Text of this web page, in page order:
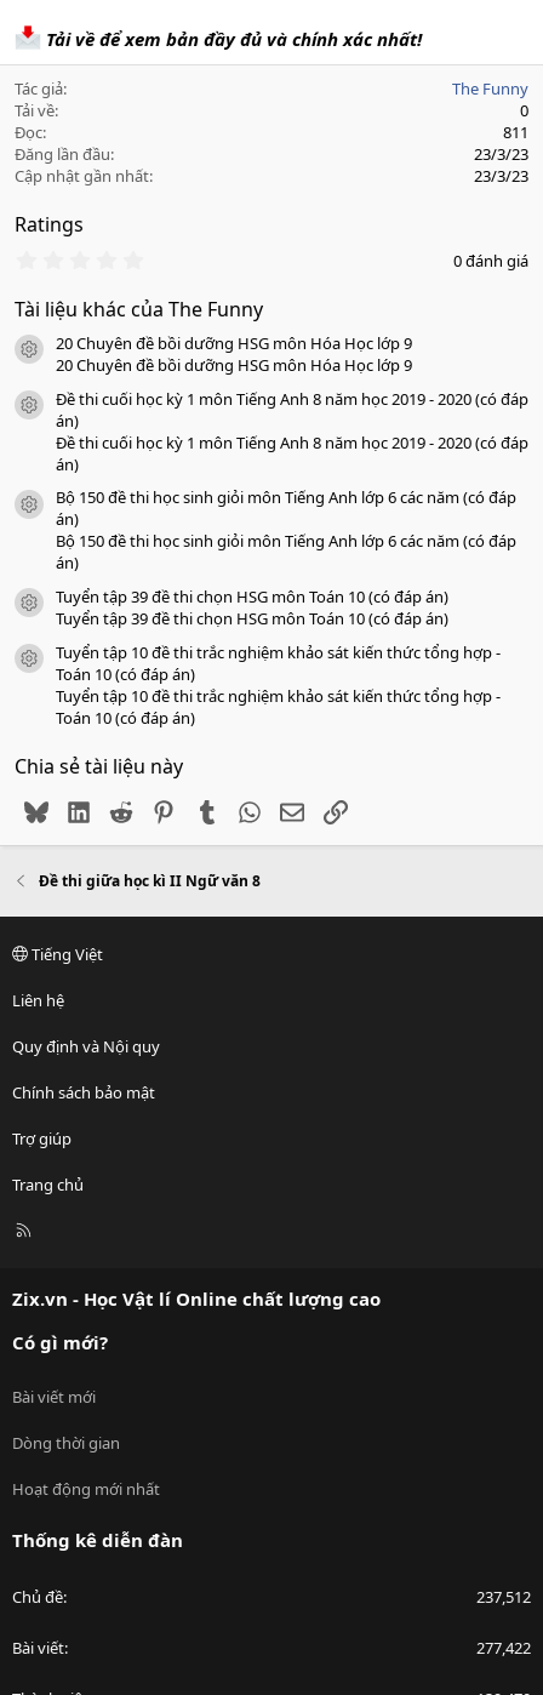
Tải về để xem bản đầy đủ và chính xác nhất!
Tác giả
The Funny
Tải về
0
Đọc
811
Đăng lần đầu
23/3/23
Cập nhật gần nhất
23/3/23
Ratings
0
0
s
a
o
0 đánh giá
Tài liệu khác của The Funny
icon tài liệu
20 Chuyên đề bồi dưỡng HSG môn Hóa Học lớp 9
20 Chuyên đề bồi dưỡng HSG môn Hóa Học lớp 9
icon tài liệu
Đề thi cuối học kỳ 1 môn Tiếng Anh 8 năm học 2019 - 2020 (có đáp
án)
Đề thi cuối học kỳ 1 môn Tiếng Anh 8 năm học 2019 - 2020 (có đáp
án)
icon tài liệu
Bộ 150 đề thi học sinh giỏi môn Tiếng Anh lớp 6 các năm (có đáp
án)
Bộ 150 đề thi học sinh giỏi môn Tiếng Anh lớp 6 các năm (có đáp
án)
icon tài liệu
Tuyển tập 39 đề thi chọn HSG môn Toán 10 (có đáp án)
Tuyển tập 39 đề thi chọn HSG môn Toán 10 (có đáp án)
icon tài liệu
Tuyển tập 10 đề thi trắc nghiệm khảo sát kiến thức tổng hợp -
Toán 10 (có đáp án)
Tuyển tập 10 đề thi trắc nghiệm khảo sát kiến thức tổng hợp -
Toán 10 (có đáp án)
Chia sẻ tài liệu này
BlueskyLinkedIn
Reddit PinterestTumblr WhatsApp
EmailLink
Đề thi giữa học kì II Ngữ văn 8
Tiếng Việt
Liên hệ
Quy định và Nội quy
Chính sách bảo mật
Trợ giúp
Trang chủ
R
Zix.vn - Học Vật lí Online chất lượng cao
Có gì mới?
Bài viết mới
Dòng thời gian
Hoạt động mới nhất
Thống kê diễn đàn
Chủ đề 237,512
Bài viết 277,422